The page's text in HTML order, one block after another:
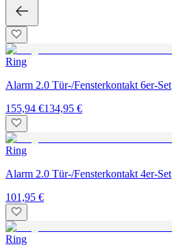
Ring
Alarm 2.0 Tür-/Fensterkontakt 6er-Set
155,94 €134,95 €
Ring
Alarm 2.0 Tür-/Fensterkontakt 4er-Set
101,95 €
Ring